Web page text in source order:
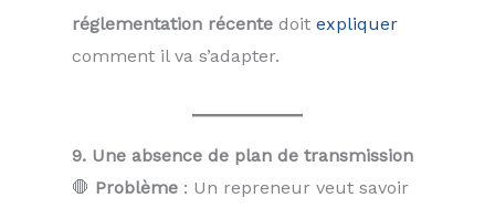
réglementation récente doit expliquer
comment il va s’adapter.
9. Une absence de plan de transmission
🛑 Problème : Un repreneur veut savoir